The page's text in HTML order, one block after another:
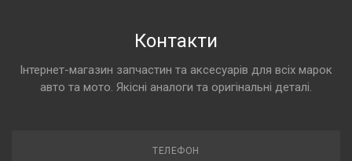
Контакти
Інтернет-магазин запчастин та аксесуарів для всіх марок
авто та мото. Якісні аналоги та оригінальні деталі.
ТЕЛЕФОН